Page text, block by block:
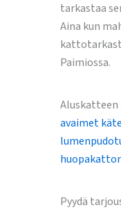
tarkastaa
Aina kun
Paimiossa.
avaimet
Pyydä